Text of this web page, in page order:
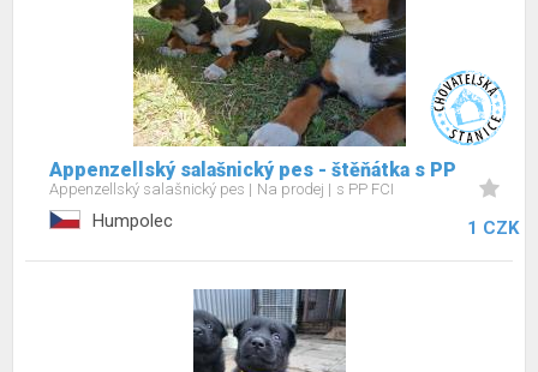
Appenzellský salašnický pes - štěňátka s PP
Appenzellský salašnický pes Na prodej s PP FCI
Humpolec 1 CZK